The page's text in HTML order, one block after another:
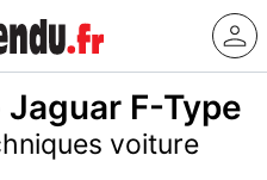
F-Type
voiture